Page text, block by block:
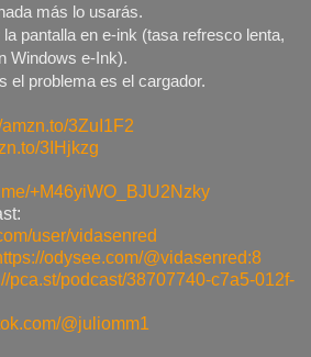
más lo usarás.
pantalla en e-ink (tasa refresco lenta,
Windows e-Ink).
el problema es el cargador.
amzn.to/3ZuI1F2
3IHjkzg
+M46yiWO_BJU2Nzky
user/vidasenred
odysee.com/@vidasenred:8
pca.st/podcast/38707740-c7a5-012f-
@juliomm1